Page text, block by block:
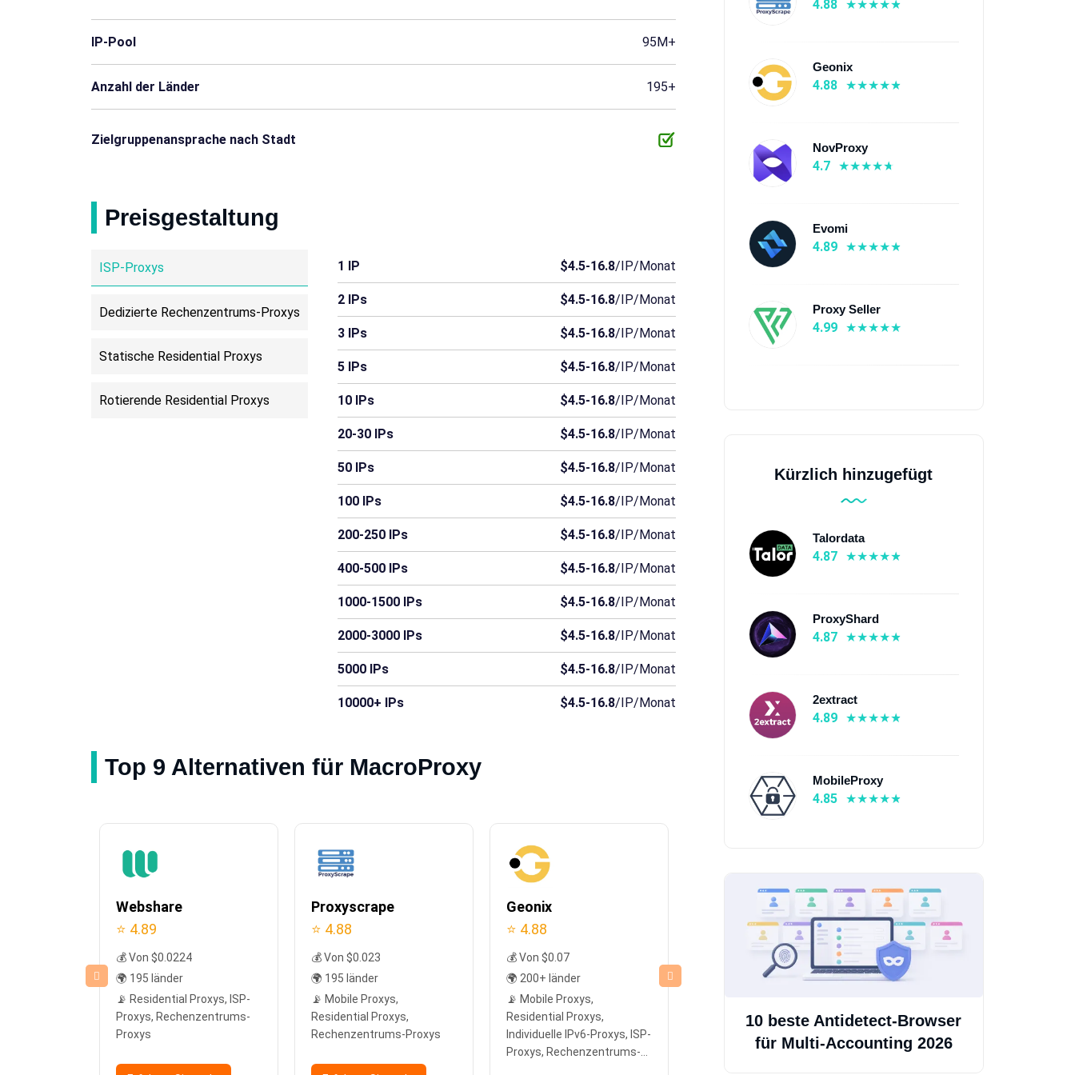
Mosambik Namibia Oman Palästina Panama
Puerto Rico Réunion Russland Ruanda St. Lucia
Senegal Sudan Syrien Timor-Leste Togo
Trinidad und Tobago Uganda
Laos
Burundi Guinea-Bissau
Iran Lesotho Malawi Nicaragua Niger.
Papua-Neuguinea Samoa Sierra Leone Salomonen Somalia
Suriname
IP-Pool 95M+
Anzahl der Länder 195+
Zielgruppenansprache nach Stadt
Preisgestaltung
ISP-Proxys
Dedizierte Rechenzentrums-Proxys
Statische Residential Proxys
Rotierende Residential Proxys
1 IP $4.5-16.8/IP/Monat
2 IPs $4.5-16.8/IP/Monat
3 IPs $4.5-16.8/IP/Monat
5 IPs $4.5-16.8/IP/Monat
10 IPs $4.5-16.8/IP/Monat
20-30 IPs $4.5-16.8/IP/Monat
50 IPs $4.5-16.8/IP/Monat
100 IPs $4.5-16.8/IP/Monat
200-250 IPs $4.5-16.8/IP/Monat
400-500 IPs $4.5-16.8/IP/Monat
1000-1500 IPs $4.5-16.8/IP/Monat
2000-3000 IPs $4.5-16.8/IP/Monat
5000 IPs $4.5-16.8/IP/Monat
10000+ IPs $4.5-16.8/IP/Monat
Top 9 Alternativen für MacroProxy
Webshare
⭐ 4.89
💰 Von $0.0224
🌍 195 länder
📡 Residential Proxys, ISP-
Proxys, Rechenzentrums-
Proxys
Proxyscrape
⭐ 4.88
💰 Von $0.023
🌍 195 länder
📡 Mobile Proxys,
Residential Proxys,
Rechenzentrums-Proxys
Geonix
⭐ 4.88
💰 Von $0.07
🌍 200+ länder
📡 Mobile Proxys,
Residential Proxys,
Individuelle IPv6-Proxys, ISP-
Proxys, Rechenzentrums-
NovProxy
🌍 190+ länder
Evomi
⭐ 4.89
💰 Von $0.3
🌍 150+ länder
Residential Proxys, ISP-
Proxys
4.88
Geonix
4.88
NovProxy
4.7
Evomi
4.89
Proxy Seller
4.99
Kürzlich hinzugefügt
Talordata
4.87
ProxyShard
4.87
2extract
4.89
MobileProxy
4.85
10 beste Antidetect-Browser
für Multi-Accounting 2026